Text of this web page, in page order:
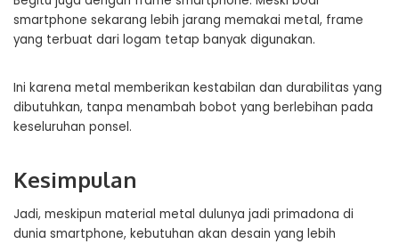
smartphone sekarang lebih jarang memakai metal, frame
yang terbuat dari logam tetap banyak digunakan.
Ini karena metal memberikan kestabilan dan durabilitas yang
dibutuhkan, tanpa menambah bobot yang berlebihan pada
keseluruhan ponsel.
Kesimpulan
Jadi, meskipun material metal dulunya jadi primadona di
dunia smartphone, kebutuhan akan desain yang lebih